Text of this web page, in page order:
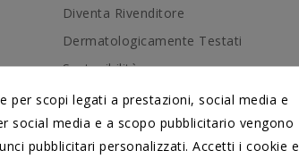
Diventa Rivenditore
Dermatologicamente Testati
Sostenibilità
Manuali D'uso
Conformità
Contattaci
per scopi legati a prestazioni, social media e
social media e a scopo pubblicitario vengono
pubblicitari personalizzati. Accetti i cookie e